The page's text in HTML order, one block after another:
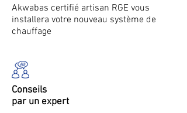
Akwabas certifié artisan RGE vous
installera votre nouveau système de
chauffage
Conseils
par un expert